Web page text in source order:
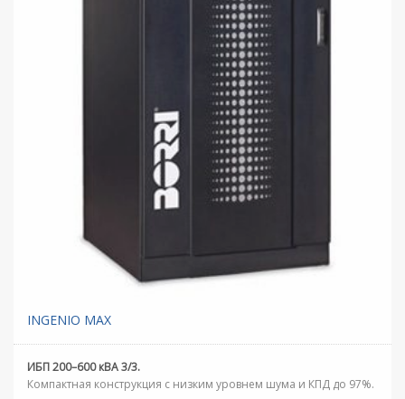
INGENIO MAX
ИБП 200–600 кВА 3/3.
Компактная конструкция с низким уровнем шума и КПД до 97%.